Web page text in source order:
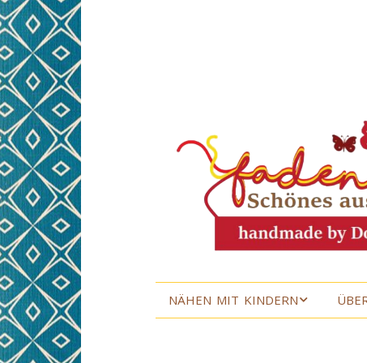
NÄHEN MIT KINDERN